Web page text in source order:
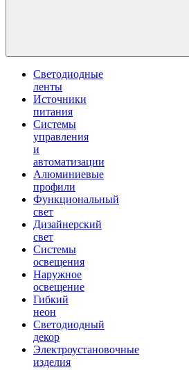
Светодиодные
ленты
Источники
питания
Системы
управления
и
автоматизации
Алюминиевые
профили
Функциональный
свет
Дизайнерский
свет
Системы
освещения
Наружное
освещение
Гибкий
неон
Светодиодный
декор
Электроустановочные
изделия